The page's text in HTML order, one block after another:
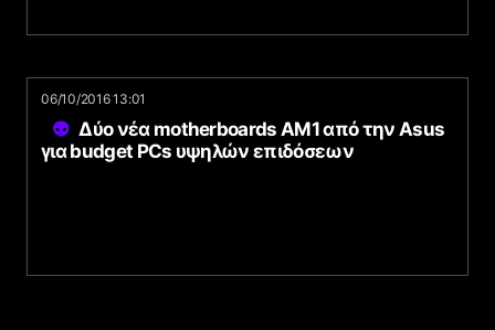
06/10/2016 13:01
Δύο νέα motherboards AM1 από την Asus
για budget PCs υψηλών επιδόσεων